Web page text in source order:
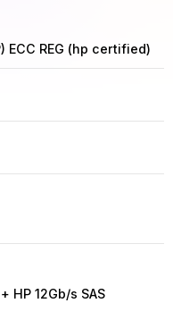
ECC REG (hp certified)
HP 12Gb/s SAS